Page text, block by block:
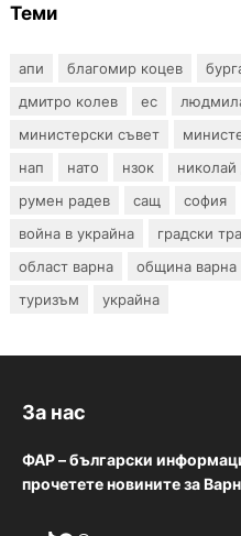
Теми
апи благомир коцев
дмитро колев
ес
министерски съвет
нап
нато нзок николай
румен радев
сащ софия
война в украйна
градски
област варна
община варна
туризъм
украйна
За нас
ФАР – български
прочетете новините за